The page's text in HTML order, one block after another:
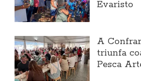
Evaristo
A
triunfa
Pesca